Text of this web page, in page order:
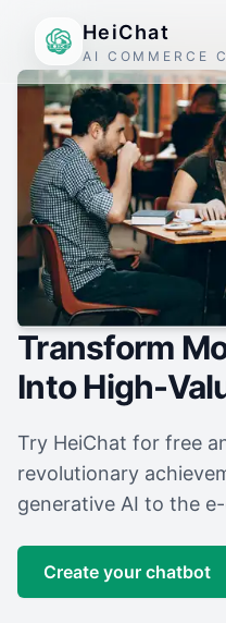
HeiChat
AI COMMERCE
Transform
Into High-
Try HeiChat for free
revolutionary
generative AI to the
Create your chatbot